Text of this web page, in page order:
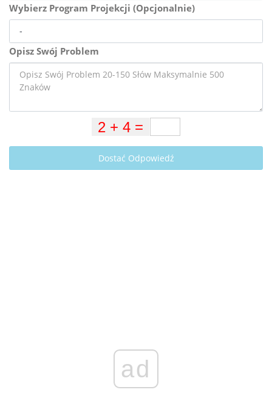
Wybierz Program Projekcji (Opcjonalnie)
Opisz Swój Problem
Dostać Odpowiedź
ad